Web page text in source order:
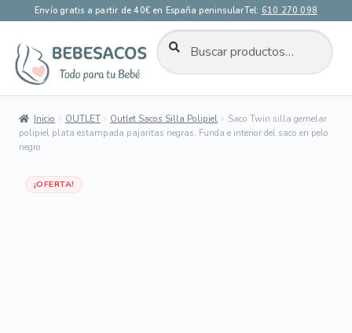
Envío gratis a partir de 40€ en España peninsularTel: 610 270 098
navegación
Buscar
por:
BUSCAR
Inicio OUTLET Outlet Sacos Silla Polipiel
Saco Twin silla gemelar
polipiel plata estampada pajaritas negras. Funda e interior del saco en pelo
negro
¡OFERTA!
Dto 70%